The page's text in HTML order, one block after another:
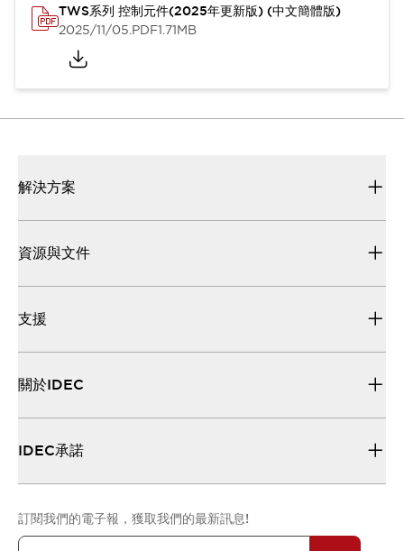
TWS系列 控制元件(2025年更新版) (中文簡體版)
2025/11/05.PDF1.71MB
解決方案
資源與文件
支援
關於IDEC
IDEC承諾
訂閱我們的電子報，獲取我們的最新訊息!